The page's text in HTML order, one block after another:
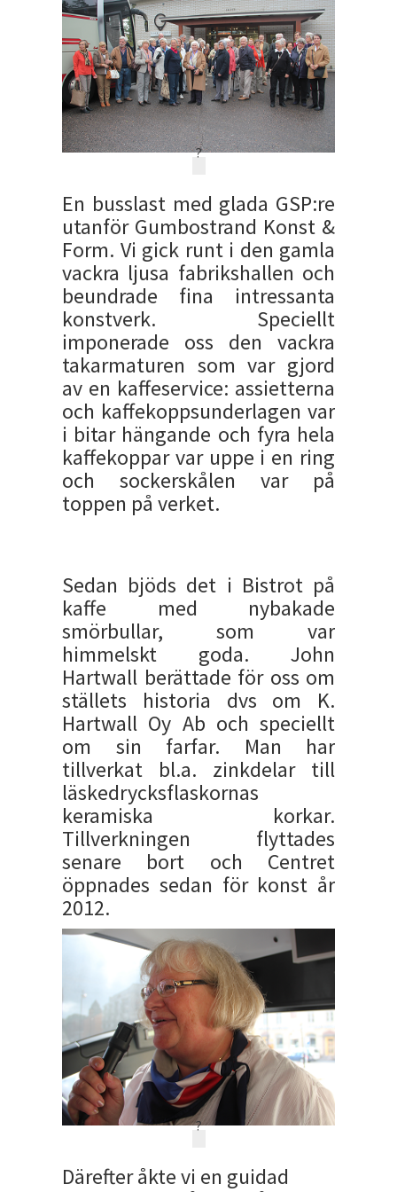
?
En busslast med glada GSP:re
utanför Gumbostrand Konst &
Form. Vi gick runt i den gamla
vackra ljusa fabrikshallen och
beundrade fina intressanta
konstverk. Speciellt
imponerade oss den vackra
takarmaturen som var gjord
av en kaffeservice: assietterna
och kaffekoppsunderlagen var
i bitar hängande och fyra hela
kaffekoppar var uppe i en ring
och sockerskålen var på
toppen på verket.
Sedan bjöds det i Bistrot på
kaffe med nybakade
smörbullar, som var
himmelskt goda. John
Hartwall berättade för oss om
ställets historia dvs om K.
Hartwall Oy Ab och speciellt
om sin farfar. Man har
tillverkat bl.a. zinkdelar till
läskedrycksflaskornas
keramiska korkar.
Tillverkningen flyttades
senare bort och Centret
öppnades sedan för konst år
2012.
?
Därefter åkte vi en guidad